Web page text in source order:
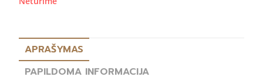
APRAŠYMAS
PAPILDOMA INFORMACIJA